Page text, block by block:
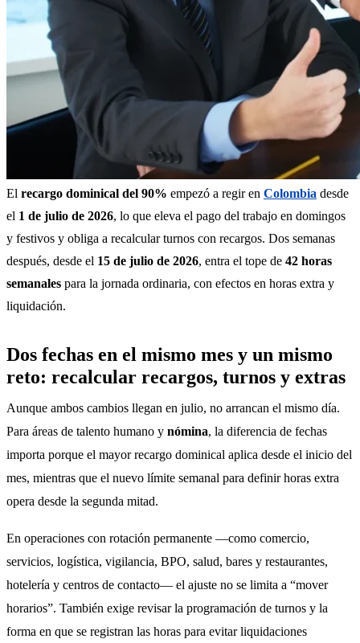
El recargo dominical del 90% empezó a regir en Colombia desde
el 1 de julio de 2026, lo que eleva el pago del trabajo en domingos
y festivos y obliga a recalcular turnos con recargos. Dos semanas
después, desde el 15 de julio de 2026, entra el tope de 42 horas
semanales para la jornada ordinaria, con efectos en horas extra y
liquidación.
Dos fechas en el mismo mes y un mismo
reto: recalcular recargos, turnos y extras
Aunque ambos cambios llegan en julio, no arrancan el mismo día.
Para áreas de talento humano y nómina, la diferencia de fechas
importa porque el mayor recargo dominical aplica desde el inicio del
mes, mientras que el nuevo límite semanal para definir horas extra
opera desde la segunda mitad.
En operaciones con rotación permanente —como comercio,
servicios, logística, vigilancia, BPO, salud, bares y restaurantes,
hotelería y centros de contacto— el ajuste no se limita a “mover
horarios”. También exige revisar la programación de turnos y la
forma en que se registran las horas para evitar liquidaciones